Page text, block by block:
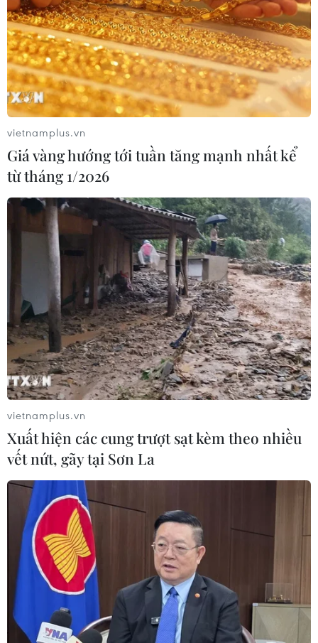
05/08/2026 15:30
Ngành Hải quan đẩy mạnh cải cách
thể chế và hiện đại hóa công tác
quản lý
05/08/2026 12:35
Ngân hàng trước làn sóng AI: Dữ liệu
là đòn bẩy, quản trị là chìa khóa
05/08/2026 09:25
Standard Chartered huy động thành
công khoản vay xã hội 721 triệu USD
cho HDBank
05/08/2026 07:46
Tăng tốc giải ngân đầu tư công,
chấm dứt tâm lý trông chờ
05/08/2026 07:39
Hoàn thiện khuôn khổ pháp lý về
ngân hàng và phòng, chống rửa tiền
05/08/2026 03:43
Cà Mau gỡ “điểm nghẽn” mặt bằng,
xây dựng kịch bản giải ngân
05/08/2026 01:18
vietnamplus.vn
Giá vàng hướng tới tuần tăng mạnh nhất kể
từ tháng 1/2026
vietnamplus.vn
Xuất hiện các cung trượt sạt kèm theo nhiều
vết nứt, gãy tại Sơn La